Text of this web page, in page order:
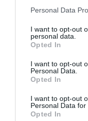
Please note that this
not limited to your
grant or deny
use your data for
consent section.
Personal Data
I want to opt-out
personal data.
Opted In
I want to opt-out
Personal Data.
Opted In
I want to opt-out
Personal Data for
Opted In
Η ηλ. διεύθυνση σας
σημειώνονται με*